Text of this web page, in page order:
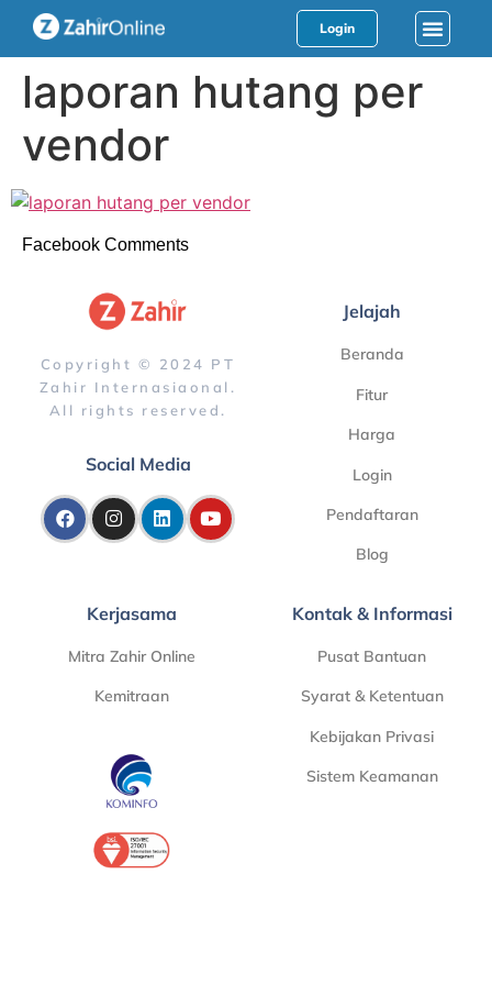
Login
laporan hutang per
vendor
Facebook Comments
Copyright © 2024 PT
Zahir Internasiaonal.
All rights reserved.
Social Media
Jelajah
Beranda
Fitur
Harga
Login
Pendaftaran
Blog
Kerjasama
Mitra Zahir Online
Kemitraan
Kontak & Informasi
Pusat Bantuan
Syarat & Ketentuan
Kebijakan Privasi
Sistem Keamanan